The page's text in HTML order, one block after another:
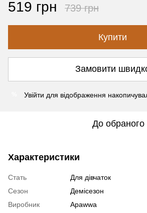
519 грн 739 грн
Купити
Замовити
Увійти для відображення
До обраного
Характеристики
Стать
Для дівчаток
Сезон
Демісезон
Виробник
Apawwa